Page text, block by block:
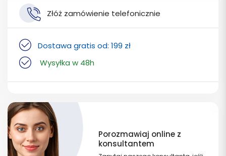
Złóż zamówienie telefonicznie
Dostawa gratis od: 199 zł
Wysyłka w 48h
Porozmawiaj online z
konsultantem